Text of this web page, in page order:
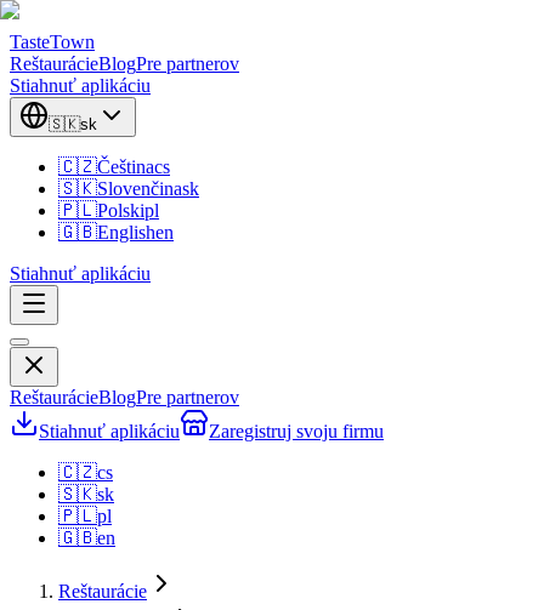
TasteTown
ReštaurácieBlogPre partnerov
Stiahnuť aplikáciu
🇸🇰sk
🇨🇿Češtinacs
🇸🇰Slovenčinask
🇵🇱Polskipl
🇬🇧Englishen
Stiahnuť aplikáciu
ReštaurácieBlogPre partnerov
Stiahnuť aplikáciu
Zaregistruj svoju firmu
🇨🇿cs
🇸🇰sk
🇵🇱pl
🇬🇧en
Reštaurácie